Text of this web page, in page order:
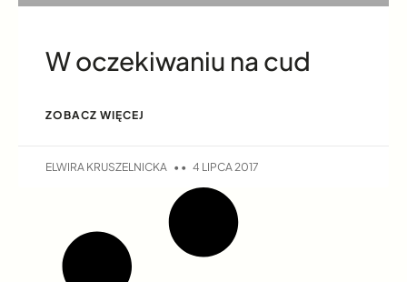
W oczekiwaniu na cud
ZOBACZ WIĘCEJ
ELWIRA KRUSZELNICKA 4 LIPCA 2017